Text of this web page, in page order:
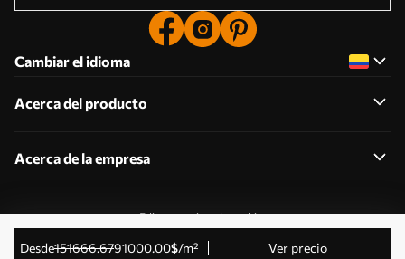
desde151666.6791000.00$/m² Ver precio
Cambiar el idioma
Acerca del producto
Acerca de la empresa
Editar permisos de cookies
© 2011-2026 Uwalls . Todos los derechos reservados.